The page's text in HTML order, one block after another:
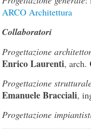
ARCO Architettura
Collaboratori
Progettazione
Enrico Laurenti, arch.
Progettazione
Emanuele Bracciali,
Progettazione